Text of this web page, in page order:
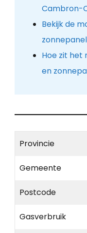
Cambron-
Bekijk de
Hoe zit
en
Provincie
Gemeente
Postcode
Gasverbruik